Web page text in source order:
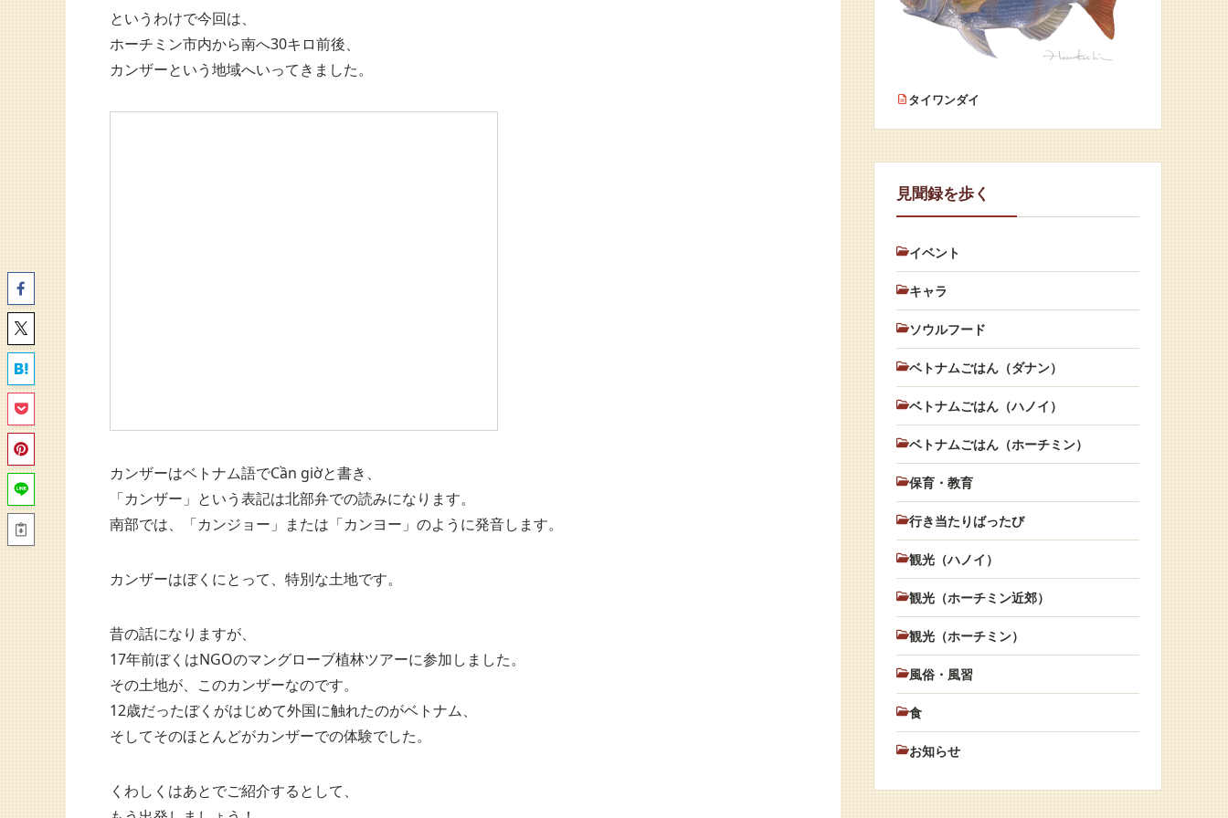
というわけで今回は、
ホーチミン市内から南へ30キロ前後、
カンザーという地域へいってきました。
カンザーはベトナム語でCần giờと書き、
「カンザー」という表記は北部弁での読みになります。
南部では、「カンジョー」または「カンヨー」のように発音します。
カンザーはぼくにとって、特別な土地です。
昔の話になりますが、
17年前ぼくはNGOのマングローブ植林ツアーに参加しました。
その土地が、このカンザーなのです。
12歳だったぼくがはじめて外国に触れたのがベトナム、
そしてそのほとんどがカンザーでの体験でした。
くわしくはあとでご紹介するとして、
タイワンダイ
見聞録を歩く
イベント
キャラ
ソウルフード
ベトナムごはん（ダナン）
ベトナムごはん（ハノイ）
ベトナムごはん（ホーチミン）
保育・教育
行き当たりばったび
観光（ハノイ）
観光（ホーチミン近郊）
観光（ホーチミン）
風俗・風習
食
お知らせ